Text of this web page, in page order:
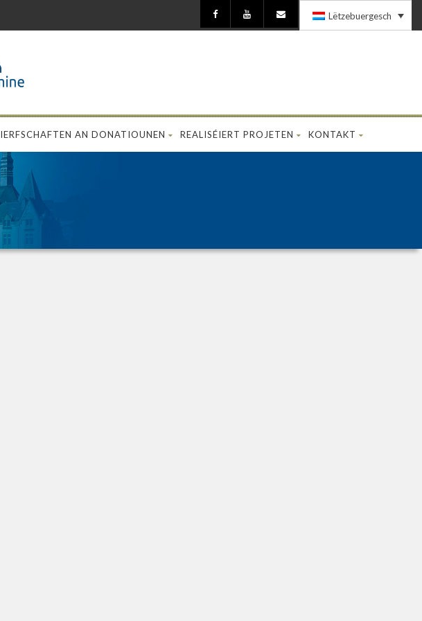
Lëtzebuergesch
IERFSCHAFTEN AN DONATIOUNEN REALISÉIERT PROJETEN KONTAKT